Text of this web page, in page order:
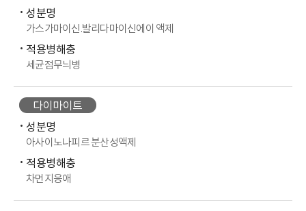
성분명
가스가마이신.발리다마이신에이 액제
적용병해충
세균점무늬병
다이마이트
성분명
아사이노나피르 분산성액제
적용병해충
차먼지응애